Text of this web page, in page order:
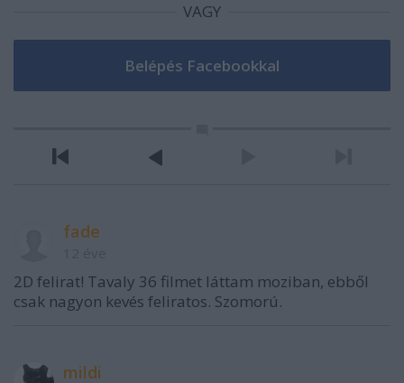
VAGY
fade
2D felirat! Tavaly 36 filmet láttam moziban, ebből
csak nagyon kevés feliratos. Szomorú.
mildi